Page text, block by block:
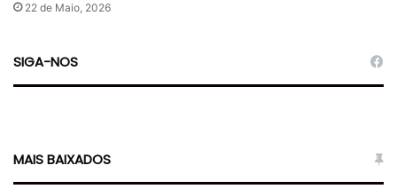
22 de Maio, 2026
SIGA-NOS
MAIS BAIXADOS